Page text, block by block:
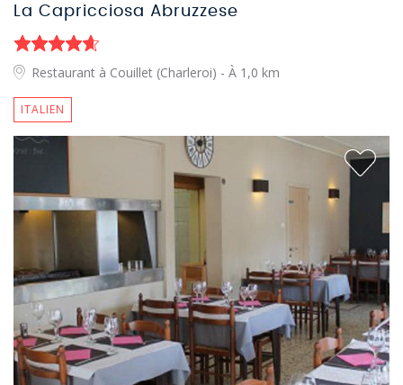
La Capricciosa Abruzzese
Restaurant à Couillet (Charleroi) - À 1,0 km
ITALIEN